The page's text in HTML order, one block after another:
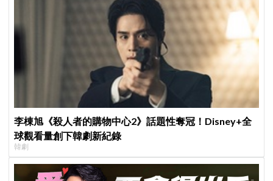
李棟旭《殺人者的購物中心2》話題性奪冠！Disney+全
球觀看量創下韓劇新紀錄
韓劇